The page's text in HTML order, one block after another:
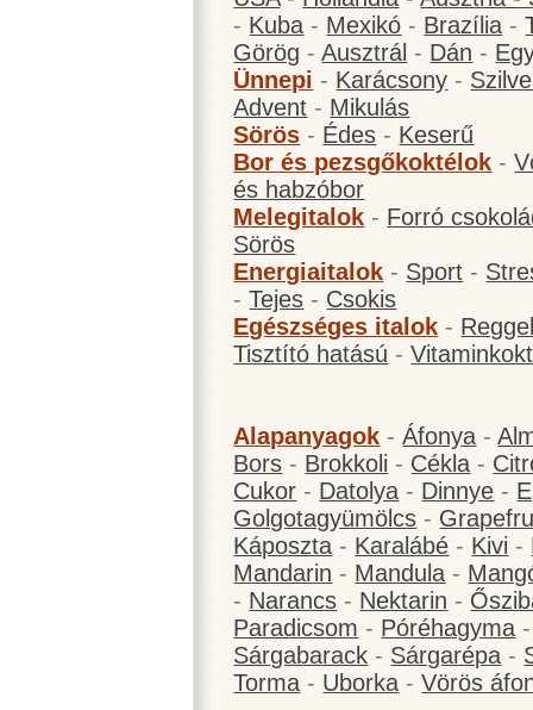
- Kuba - Mexikó - Brazília -
Görög -Ausztrál - Dán -
Ünnepi - Karácsony -
Advent - Mikulás
Sörös - Édes - Keserű
Bor és pezsgőkoktélok -
és habzóbor
Melegitalok - Forró
Sörös
Energiaitalok - Sport -
-Tejes - Csokis
Egészséges italok -
Tisztító hatású -
Alapanyagok -Áfonya -
Bors - Brokkoli - Cékla -
Cukor - Datolya - Dinnye -
Golgotagyümölcs -
Káposzta - Karalábé - Kivi -
Mandarin - Mandula -
- Narancs - Nektarin -
Paradicsom - Póréhagyma
Sárgabarack - Sárgarépa -
Torma - Uborka -Vörös